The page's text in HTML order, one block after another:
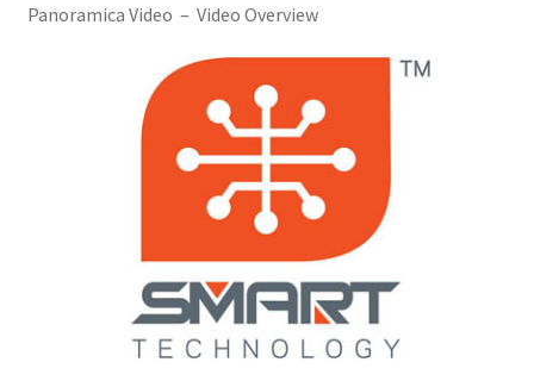
Panoramica Video – Video Overview